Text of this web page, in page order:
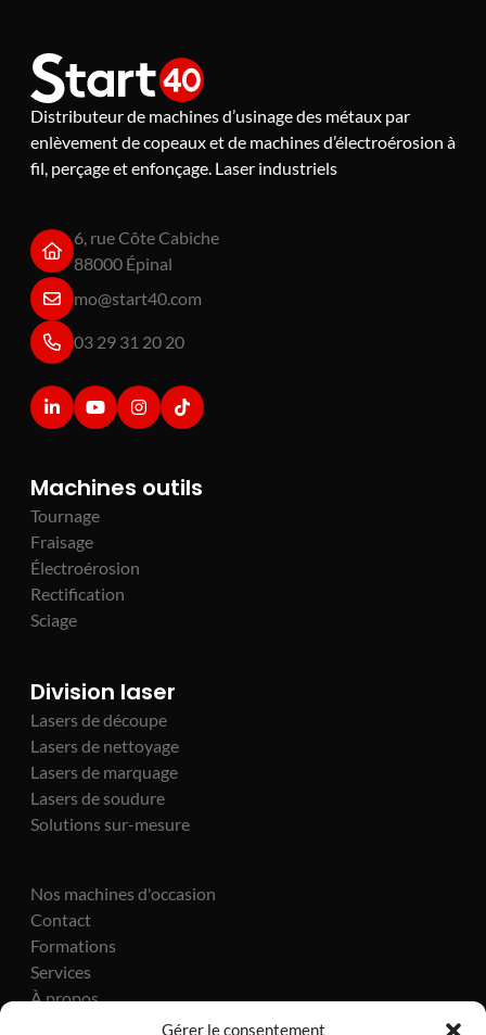
Gérer le consentement
Distributeur de machines d’usinage des métaux par
enlèvement de copeaux et de machines d’électroérosion à
fil, perçage et enfonçage. Laser industriels
6, rue Côte Cabiche
88000 Épinal
mo@start40.com
03 29 31 20 20
Machines outils
Tournage
Fraisage
Électroérosion
Rectification
Sciage
Division laser
Lasers de découpe
Lasers de nettoyage
Lasers de marquage
Lasers de soudure
Solutions sur-mesure
Nos machines d'occasion
Contact
Formations
Services
À propos